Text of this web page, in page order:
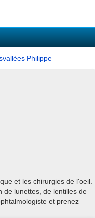
Philippe
et les chirurgies de l'oeil.
de lunettes, de lentilles de
et prenez